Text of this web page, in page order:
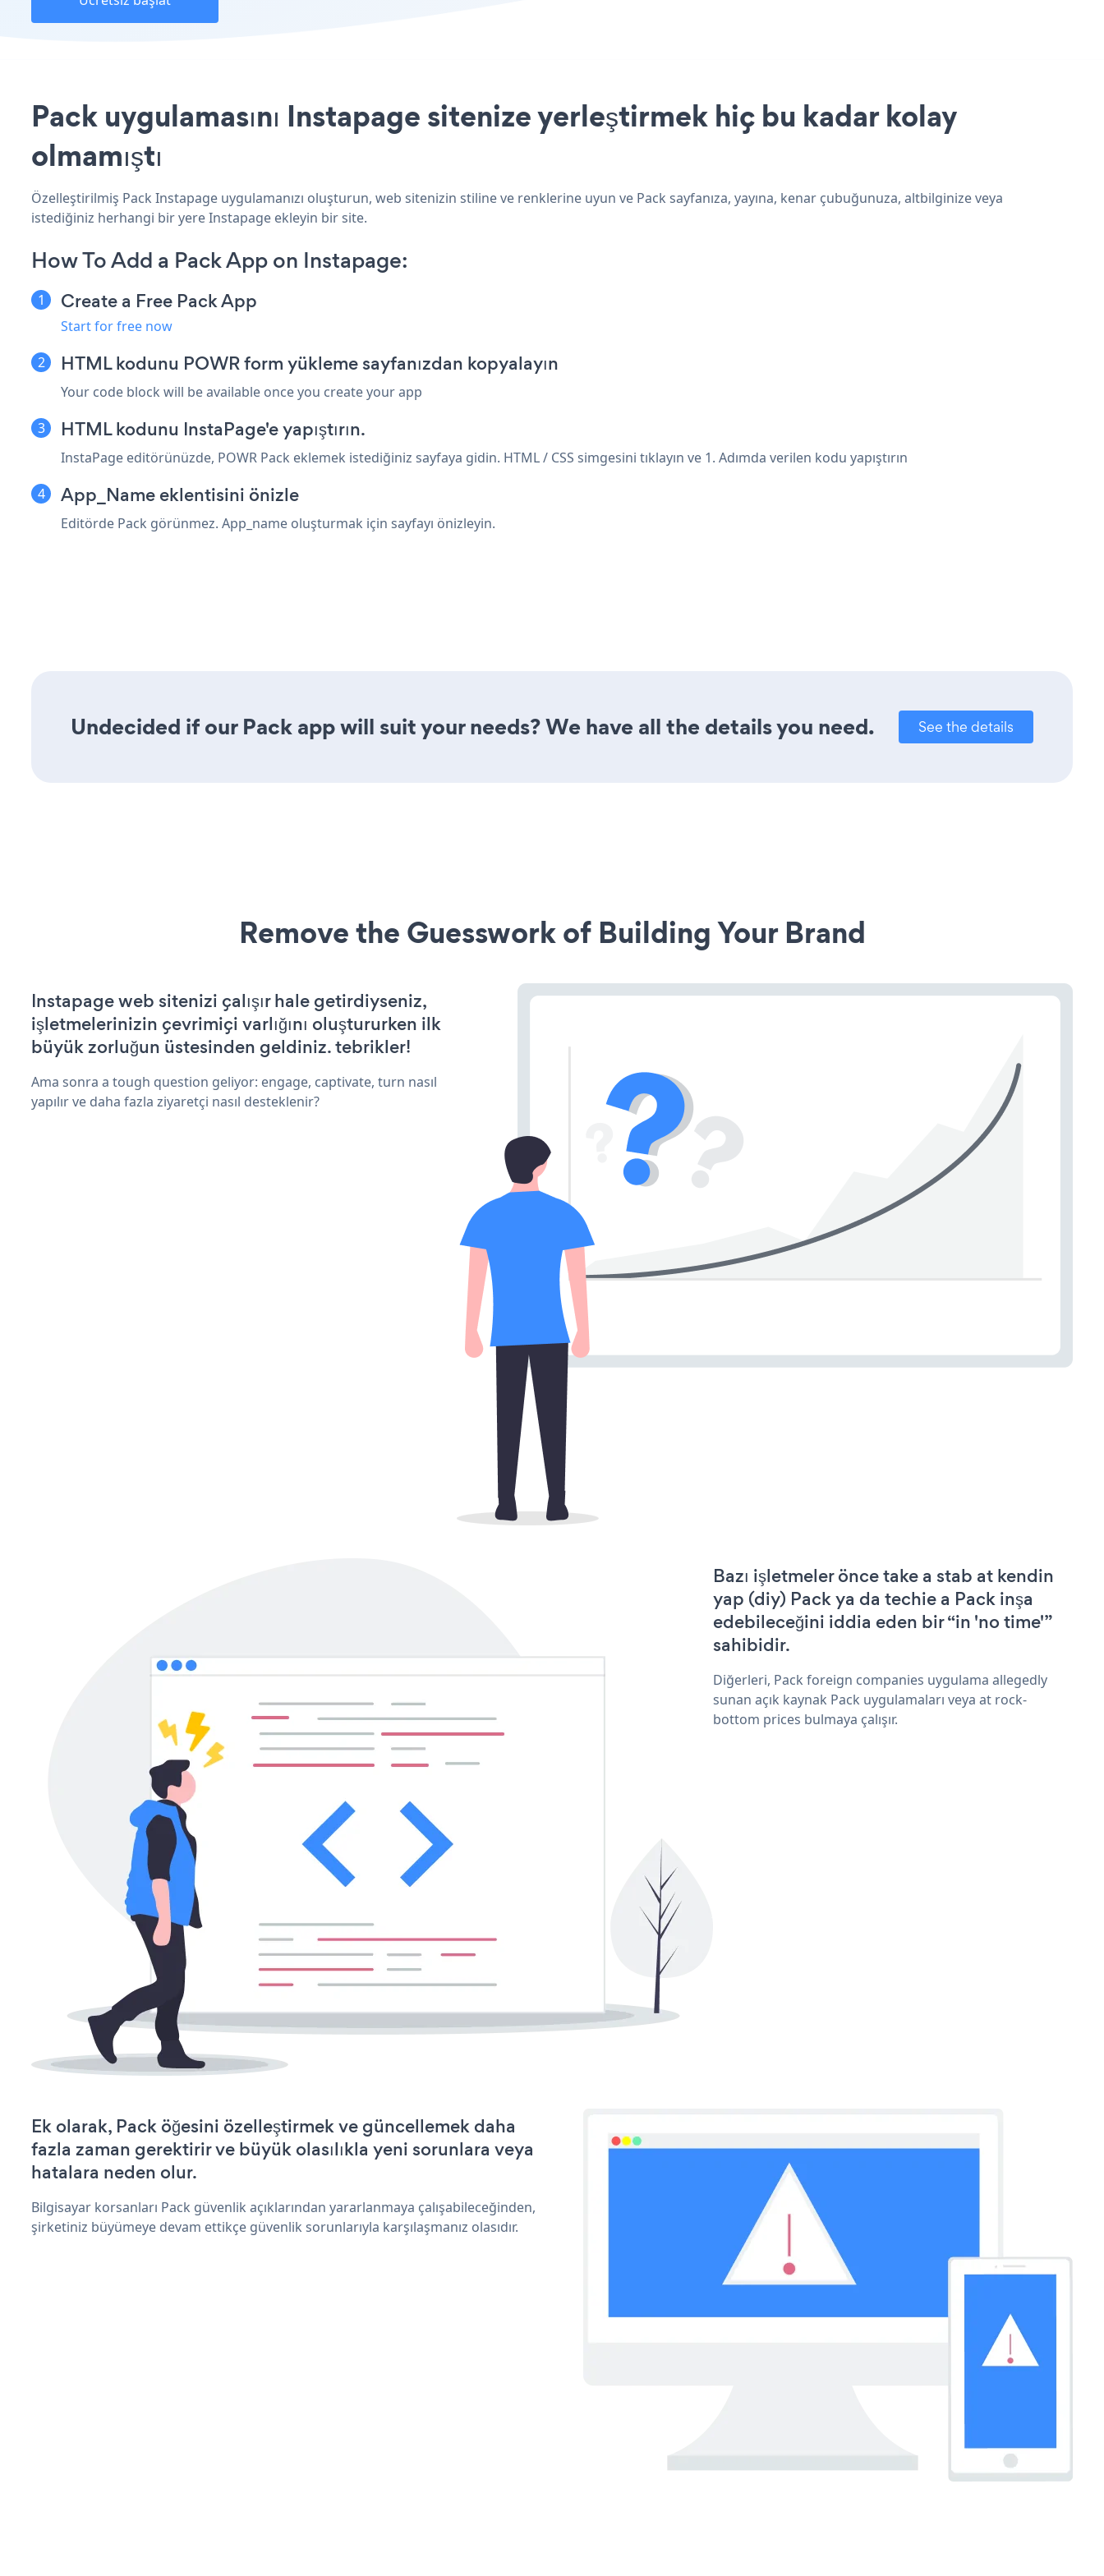
Pack uygulamasını Instapage sitenize yerleştirmek hiç bu kadar kolay
olmamıştı
Özelleştirilmiş Pack Instapage uygulamanızı oluşturun, web sitenizin stiline ve renklerine uyun ve Pack sayfanıza, yayına, kenar çubuğunuza, altbilginize veya
istediğiniz herhangi bir yere Instapage ekleyin bir site.
How To Add a Pack App on Instapage:
Create a Free Pack App
Start for free now
HTML kodunu POWR form yükleme sayfanızdan kopyalayın
Your code block will be available once you create your app
HTML kodunu InstaPage'e yapıştırın.
InstaPage editörünüzde, POWR Pack eklemek istediğiniz sayfaya gidin. HTML / CSS simgesini tıklayın ve 1. Adımda verilen kodu yapıştırın
App_Name eklentisini önizle
Editörde Pack görünmez. App_name oluşturmak için sayfayı önizleyin.
Undecided if our Pack app will suit your needs? We have all the details you need. See the details
Remove the Guesswork of Building Your Brand
Instapage web sitenizi çalışır hale getirdiyseniz,
işletmelerinizin çevrimiçi varlığını oluştururken ilk
büyük zorluğun üstesinden geldiniz. tebrikler!
Ama sonra a tough question geliyor: engage, captivate, turn nasıl
yapılır ve daha fazla ziyaretçi nasıl desteklenir?
Bazı işletmeler önce take a stab at kendin
yap (diy) Pack ya da techie a Pack inşa
edebileceğini iddia eden bir “in 'no time'”
sahibidir.
Diğerleri, Pack foreign companies uygulama allegedly
sunan açık kaynak Pack uygulamaları veya at rock-
bottom prices bulmaya çalışır.
Ek olarak, Pack öğesini özelleştirmek ve güncellemek daha
fazla zaman gerektirir ve büyük olasılıkla yeni sorunlara veya
hatalara neden olur.
Bilgisayar korsanları Pack güvenlik açıklarından yararlanmaya çalışabileceğinden,
şirketiniz büyümeye devam ettikçe güvenlik sorunlarıyla karşılaşmanız olasıdır.